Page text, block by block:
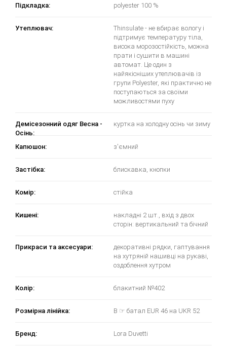
Підкладка: polyester 100 %
Утеплювач:
Thinsulate - не вбирає вологу і
підтримує температуру тіла,
висока морозостійкість, можна
прати і сушити в машині
автомат. Це один з
найякісніших утеплювачів із
групи Polyester, які практично не
поступаються за своїми
можливостями пуху
Демісезонний одяг Весна -
Осінь:
куртка на холодну осінь чи зиму
Капюшон: з'ємний
Застібка: блискавка, кнопки
Комір: стійка
Кишені:
накладні 2 шт., вхід з двох
сторін: вертикальний та бічний
Прикраси та аксесуари:
декоративні рядки, гаптування
на хутряній нашивці на рукаві,
оздоблення хутром
Колір: блакитний №402
Розмірна лінійка: B ☞ батал EUR 46 на UKR 52
Бренд: Lora Duvetti